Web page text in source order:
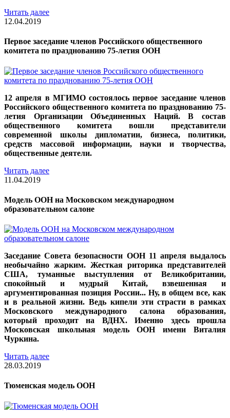
Читать далее
12.04.2019
Первое заседание членов Российского общественного
комитета по празднованию 75-летия ООН
12 апреля в МГИМО состоялось первое заседание членов
Российского общественного комитета по празднованию 75-
летия Организации Объединенных Наций. В состав
общественного комитета вошли представители
современной школы дипломатии, бизнеса, политики,
средств массовой информации, науки и творчества,
общественные деятели.
Читать далее
11.04.2019
Модель ООН на Московском международном
образовательном салоне
Заседание Совета безопасности ООН 11 апреля выдалось
необычайно жарким. Жесткая риторика представителей
США, туманные выступления от Великобритании,
спокойный и мудрый Китай, взвешенная и
аргументированная позиция России... Ну, в общем все, как
и в реальной жизни. Ведь кипели эти страсти в рамках
Московского международного салона образования,
который проходит на ВДНХ. Именно здесь прошла
Московская школьная модель ООН имени Виталия
Чуркина.
Читать далее
28.03.2019
Тюменская модель ООН